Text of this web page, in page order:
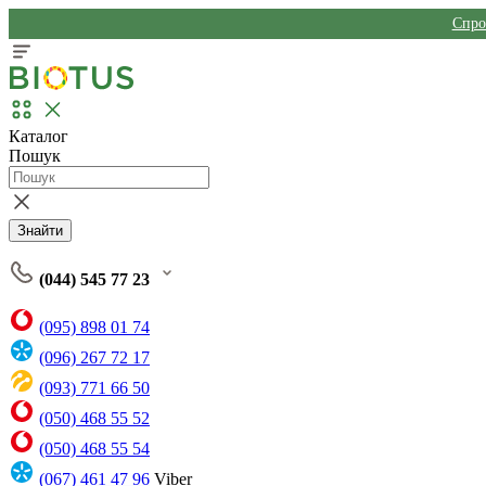
Каталог
Пошук
Знайти
(044) 545 77 23
(095) 898 01 74
(096) 267 72 17
(093) 771 66 50
(050) 468 55 52
(050) 468 55 54
(067) 461 47 96 Viber